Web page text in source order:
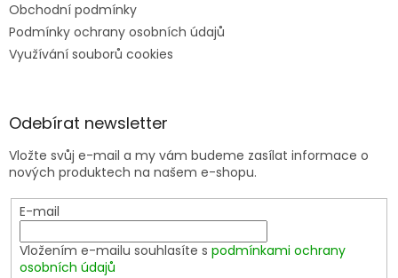
Obchodní podmínky
Podmínky ochrany osobních údajů
Využívání souborů cookies
Odebírat newsletter
Vložte svůj e-mail a my vám budeme zasílat informace o
nových produktech na našem e-shopu.
E-mail
Vložením e-mailu souhlasíte s podmínkami ochrany
osobních údajů